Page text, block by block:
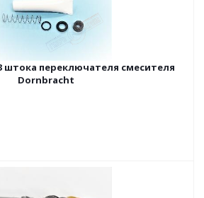
штока переключателя смесителя
Dornbracht